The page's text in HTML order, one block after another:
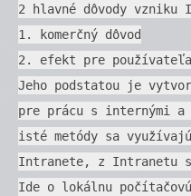
2 hlavné dôvody vzniku
1. komerčný dôvod
2. efekt pre používateľa
Jeho podstatou je
pre prácu s internými
isté metódy sa
Intranete, z Intranetu
Ide o lokálnu